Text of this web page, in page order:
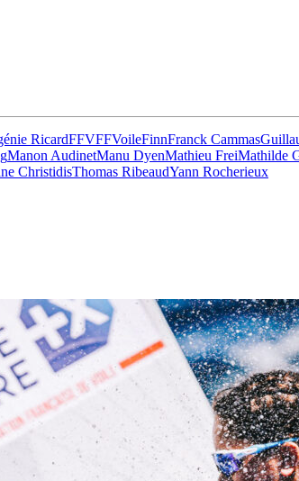
RicardFFVFFVoileFinnFranck Cammas
Manon AudinetManu DyenMathieu FreiMathilde
ChristidisThomas RibeaudYann Rocherieux